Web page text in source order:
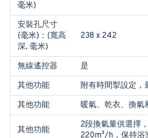
毫米)
安裝孔尺寸
(毫米)：(寬高
深, 毫米)
238 x 242
無線遙控器
是
其他功能
附有時間掣設定，
其他功能
暖氣、乾衣、換氣
其他功能
2段換氣量供選擇
220m³/h，保持浴